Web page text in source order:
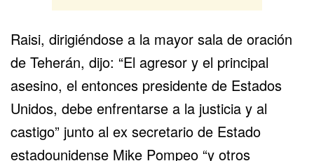
Raisi, dirigiéndose a la mayor sala de oración
de Teherán, dijo: “El agresor y el principal
asesino, el entonces presidente de Estados
Unidos, debe enfrentarse a la justicia y al
castigo” junto al ex secretario de Estado
estadounidense Mike Pompeo “y otros